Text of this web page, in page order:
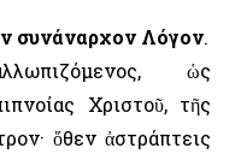
συνάναρχον Λόγον.
ὡς
Χριστοῦ, τῆς
ὅθεν ἀστράπτεις